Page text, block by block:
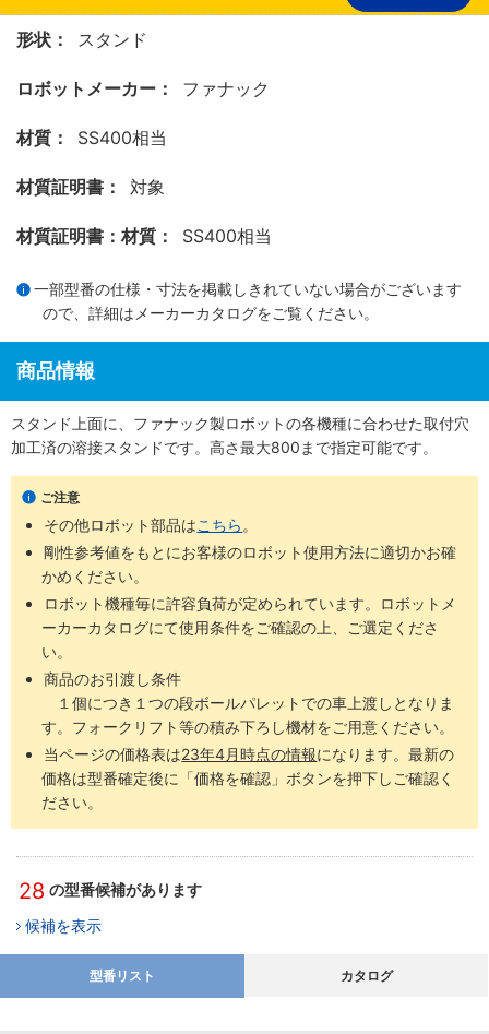
形状： スタンド
ロボットメーカー： ファナック
材質： SS400相当
材質証明書： 対象
材質証明書：材質： SS400相当
一部型番の仕様・寸法を掲載しきれていない場合がございます
ので、詳細は メーカーカタログをご覧ください。
商品情報
スタンド上面に、ファナック製ロボットの各機種に合わせた取付穴
加工済の溶接スタンドです。高さ最大800まで指定可能です。
ご注意
その他ロボット部品はこちら 。
剛性参考値をもとにお客様のロボット使用方法に適切かお確
かめください。
ロボット機種毎に許容負荷が定められています。ロボットメ
ーカーカタログにて使用条件をご確認の上、ご選定くださ
い。
商品のお引渡し条件
１個につき１つの段ボールパレットでの車上渡しとなりま
す。フォークリフト等の積み下ろし機材をご用意ください。
当ページの価格表は23年4月時点の情報になります。最新の
価格は型番確定後に「価格を確認」ボタンを押下しご確認く
ださい。
28 の型番候補があります
候補を表示
型番リスト カタログ